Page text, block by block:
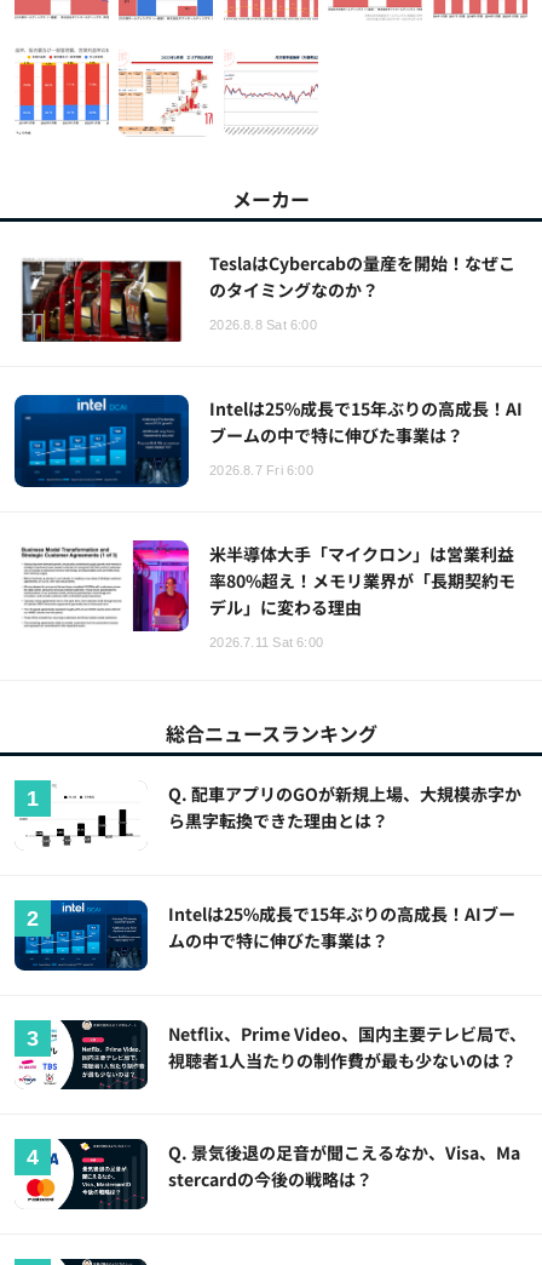
メーカー
TeslaはCybercabの量産を開始！なぜこ
のタイミングなのか？
2026.8.8 Sat 6:00
Intelは25%成長で15年ぶりの高成長！AI
ブームの中で特に伸びた事業は？
2026.8.7 Fri 6:00
米半導体大手「マイクロン」は営業利益
率80%超え！メモリ業界が「長期契約モ
デル」に変わる理由
2026.7.11 Sat 6:00
総合ニュースランキング
Q. 配車アプリのGOが新規上場、大規模赤字か
ら黒字転換できた理由とは？
Intelは25%成長で15年ぶりの高成長！AIブー
ムの中で特に伸びた事業は？
Netflix、Prime Video、国内主要テレビ局で、
視聴者1人当たりの制作費が最も少ないのは？
Q. 景気後退の足音が聞こえるなか、Visa、Ma
stercardの今後の戦略は？